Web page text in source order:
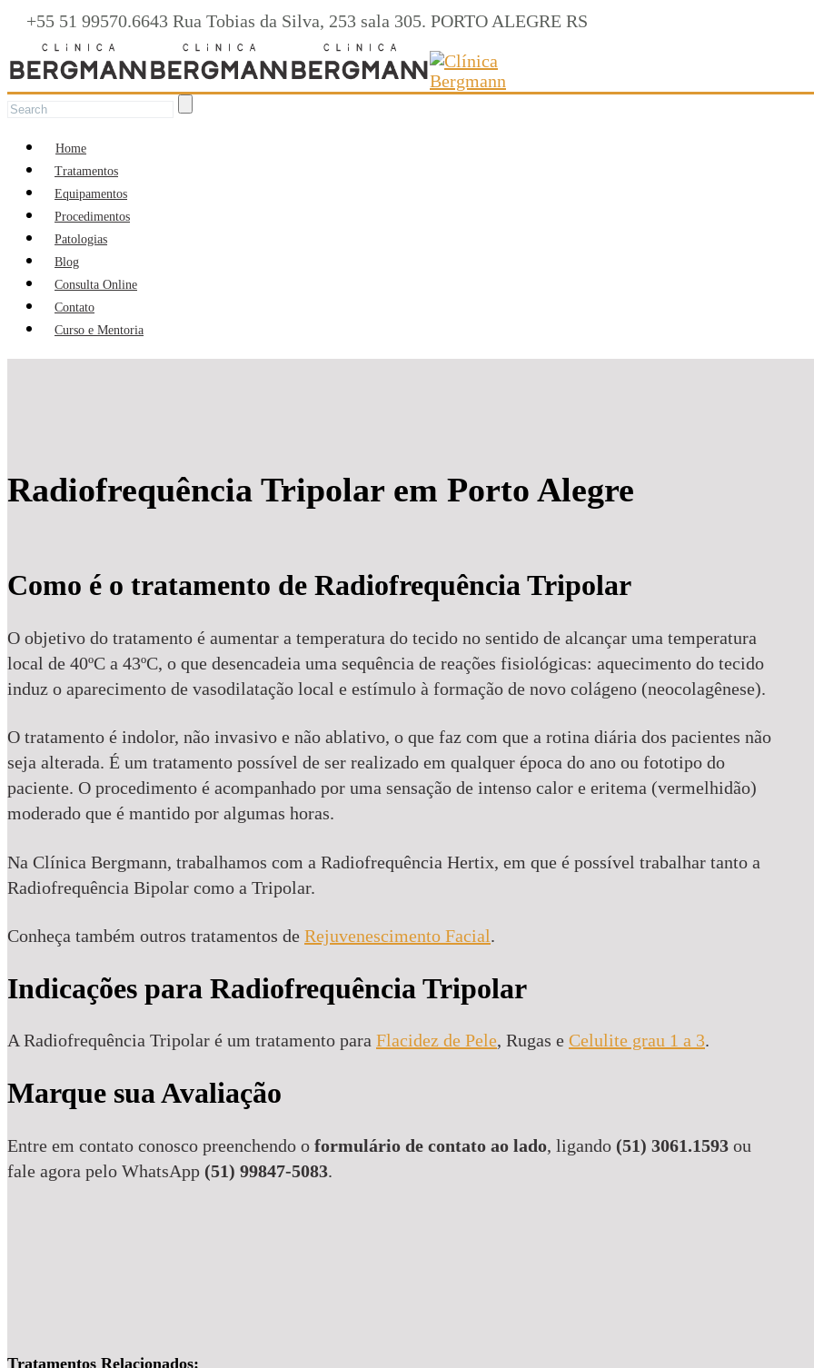
+55 51 99570.6643 Rua Tobias da Silva, 253 sala 305. PORTO ALEGRE RS
Home
Tratamentos
Equipamentos
Procedimentos
Patologias
Blog
Consulta Online
Contato
Curso e Mentoria
Radiofrequência Tripolar em Porto Alegre
Como é o tratamento de Radiofrequência Tripolar
O objetivo do tratamento é aumentar a temperatura do tecido no sentido de alcançar uma temperatura
local de 40ºC a 43ºC, o que desencadeia uma sequência de reações fisiológicas: aquecimento do tecido
induz o aparecimento de vasodilatação local e estímulo à formação de novo colágeno (neocolagênese).
O tratamento é indolor, não invasivo e não ablativo, o que faz com que a rotina diária dos pacientes não
seja alterada. É um tratamento possível de ser realizado em qualquer época do ano ou fototipo do
paciente. O procedimento é acompanhado por uma sensação de intenso calor e eritema (vermelhidão)
moderado que é mantido por algumas horas.
Na Clínica Bergmann, trabalhamos com a Radiofrequência Hertix, em que é possível trabalhar tanto a
Radiofrequência Bipolar como a Tripolar.
Conheça também outros tratamentos de Rejuvenescimento Facial.
Indicações para Radiofrequência Tripolar
A Radiofrequência Tripolar é um tratamento para Flacidez de Pele, Rugas e Celulite grau 1 a 3.
Marque sua Avaliação
Entre em contato conosco preenchendo o formulário de contato ao lado, ligando (51) 3061.1593 ou
fale agora pelo WhatsApp (51) 99847-5083.
Tratamentos Relacionados: